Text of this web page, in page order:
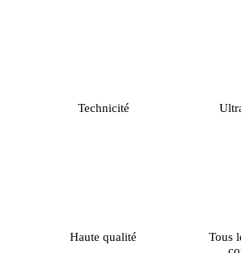
Technicité
Haute qualité
Tous